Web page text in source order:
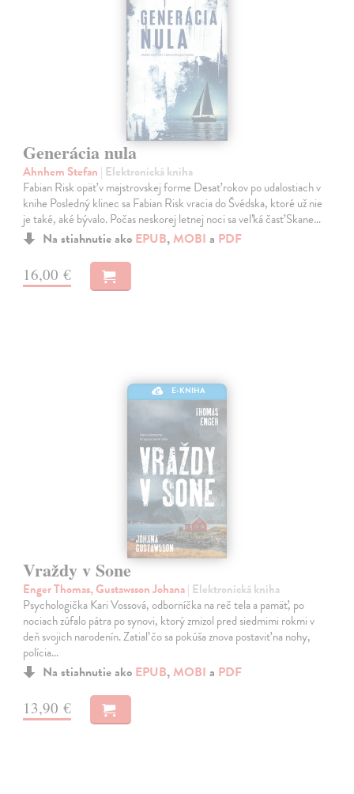
Generácia nula
Ahnhem Stefan | Elektronická kniha
Fabian Risk opäť v majstrovskej forme Desať rokov po udalostiach v
knihe Posledný klinec sa Fabian Risk vracia do Švédska, ktoré už nie
je také, aké bývalo. Počas neskorej letnej noci sa veľká časť Skane…
Na stiahnutie ako EPUB, MOBI a PDF
16,00 €
E-KNIHA
Vraždy v Sone
Enger Thomas, Gustawsson Johana| Elektronická kniha
Psychologička Kari Vossová, odborníčka na reč tela a pamäť, po
nociach zúfalo pátra po synovi, ktorý zmizol pred siedmimi rokmi v
deň svojich narodenín. Zatiaľ čo sa pokúša znova postaviť na nohy,
polícia…
Na stiahnutie ako EPUB, MOBI a PDF
13,90 €